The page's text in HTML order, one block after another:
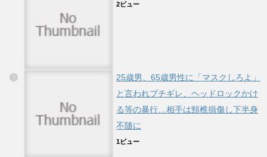
2ビュー
25歳男、65歳男性に「マスクしろよ」
と言われブチギレ、ヘッドロックかけ
る等の暴行…相手は頸椎損傷し下半身
不随に
1ビュー